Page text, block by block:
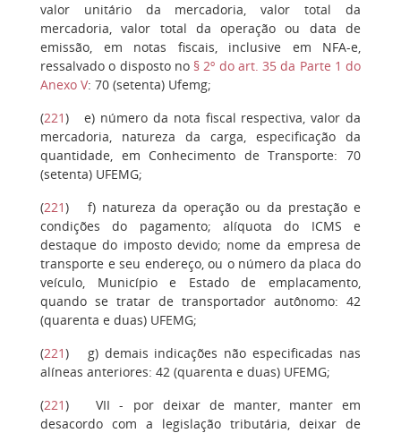
valor unitário da mercadoria, valor total da
mercadoria, valor total da operação ou data de
emissão, em notas fiscais, inclusive em NFA-e,
ressalvado o disposto no § 2º do art. 35 da Parte 1 do
Anexo V: 70 (setenta) Ufemg;
(221)e) número da nota fiscal respectiva, valor da
mercadoria, natureza da carga, especificação da
quantidade, em Conhecimento de Transporte: 70
(setenta) UFEMG;
(221) f) natureza da operação ou da prestação e
condições do pagamento; alíquota do ICMS e
destaque do imposto devido; nome da empresa de
transporte e seu endereço, ou o número da placa do
veículo, Município e Estado de emplacamento,
quando se tratar de transportador autônomo: 42
(quarenta e duas) UFEMG;
(221) g) demais indicações não especificadas nas
alíneas anteriores: 42 (quarenta e duas) UFEMG;
(221)VII- por deixar de manter, manter em
desacordo com a legislação tributária, deixar de